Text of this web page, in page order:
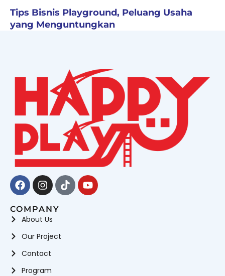
Tips Bisnis Playground, Peluang Usaha
yang Menguntungkan
Facebook
Instagram
TiktokYoutube
COMPANY
About Us
Our Project
Contact
Program